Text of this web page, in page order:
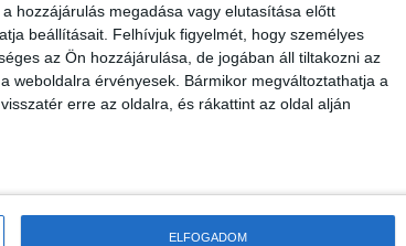
hozzájárulás megadása vagy elutasítása előtt
beállításait. Felhívjuk figyelmét, hogy személyes
az Ön hozzájárulása, de jogában áll tiltakozni az
weboldalra érvényesek. Bármikor megváltoztathatja a
erre az oldalra, és rákattint az oldal alján
ELFOGADOM